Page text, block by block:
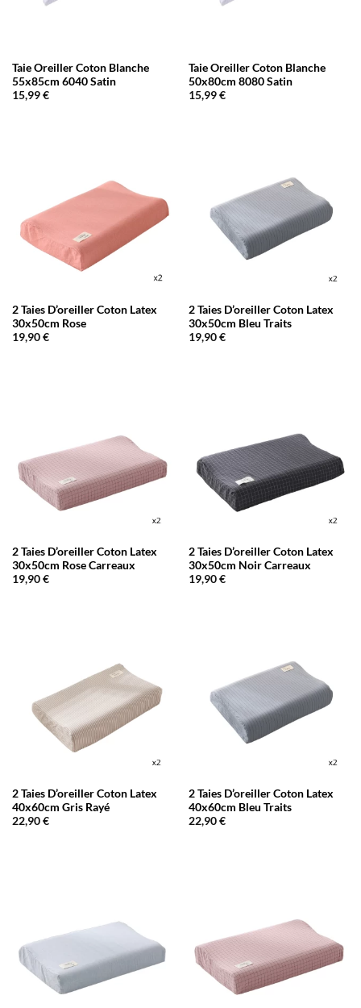
Taie Oreiller Coton Blanche
55x85cm 6040 Satin
15,99€
Taie Oreiller Coton Blanche
50x80cm 8080 Satin
15,99€
2 Taies D’oreiller Coton Latex
30x50cm Rose
19,90€
2 Taies D’oreiller Coton Latex
30x50cm Bleu Traits
19,90€
2 Taies D’oreiller Coton Latex
30x50cm Rose Carreaux
19,90€
2 Taies D’oreiller Coton Latex
30x50cm Noir Carreaux
19,90€
2 Taies D’oreiller Coton Latex
40x60cm Gris Rayé
22,90€
2 Taies D’oreiller Coton Latex
40x60cm Bleu Traits
22,90€